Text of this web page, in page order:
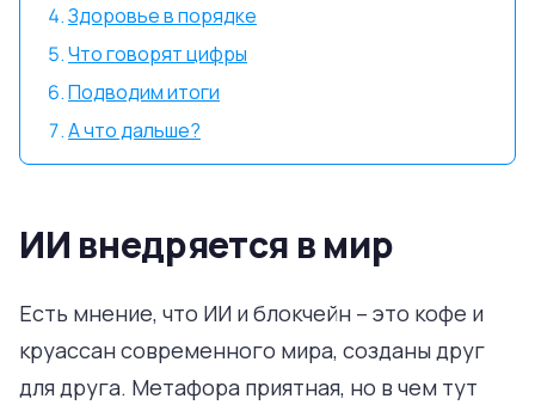
Здоровье в порядке
Что говорят цифры
Подводим итоги
А что дальше?
ИИ внедряется в мир
Есть мнение, что ИИ и блокчейн – это кофе и
круассан современного мира, созданы друг
для друга. Метафора приятная, но в чем тут